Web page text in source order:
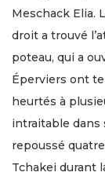
Meschack Elia.
droit a trouvé
poteau, qui a
Éperviers ont
heurtés à
intraitable dans
repoussé
Tchakei durant